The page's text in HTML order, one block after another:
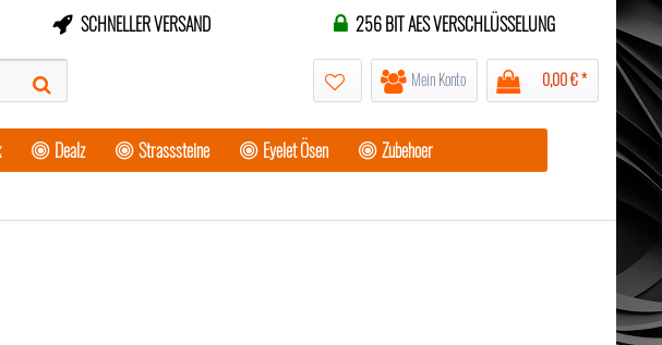
SCHNELLER VERSAND 256 BIT AES VERSCHLÜSSELUNG
Mein Konto 0,00 € *
Dealz Strasssteine Eyelet Ösen Zubehoer